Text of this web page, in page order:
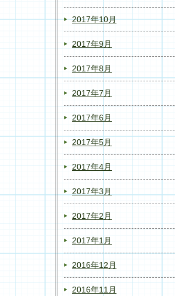
2017年10月
2017年9月
2017年8月
2017年7月
2017年6月
2017年5月
2017年4月
2017年3月
2017年2月
2017年1月
2016年12月
2016年11月